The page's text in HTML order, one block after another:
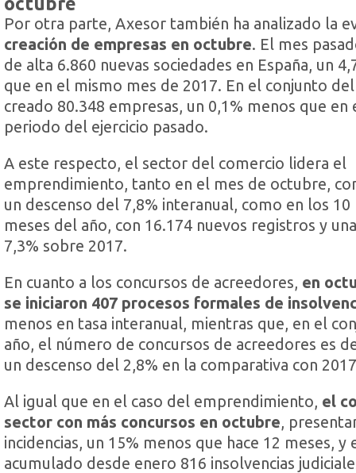
Por otra parte, Axesor también ha analizado la
creación de empresas en octubre. El mes
de alta 6.860 nuevas sociedades en España, un
que en el mismo mes de 2017. En el conjunto del
creado 80.348 empresas, un 0,1% menos que en
periodo del ejercicio pasado.
A este respecto, el sector del comercio lidera el
emprendimiento, tanto en el mes de octubre,
un descenso del 7,8% interanual, como en los
meses del año, con 16.174 nuevos registros y
7,3% sobre 2017.
En cuanto a los concursos de acreedores, en
se iniciaron 407 procesos formales de
menos en tasa interanual, mientras que, en el
año, el número de concursos de acreedores es
un descenso del 2,8% en la comparativa con
Al igual que en el caso del emprendimiento, el
sector con más concursos en octubre,
incidencias, un 15% menos que hace 12 meses, y
acumulado desde enero 816 insolvencias